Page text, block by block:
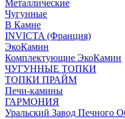
Металлические
Чугунные
В Камне
INVICTA (Франция)
ЭкоКамин
Комплектующие ЭкоКамин
ЧУГУННЫЕ ТОПКИ
ТОПКИ ПРАЙМ
Печи-камины
ГАРМОНИЯ
Уральский Завод Печного